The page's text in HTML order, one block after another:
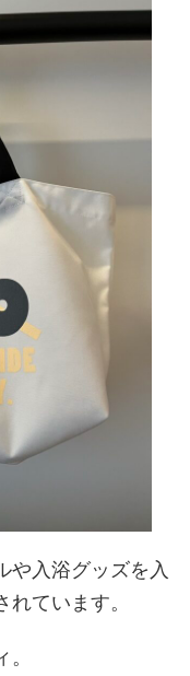
や入浴グッズを入
ています。